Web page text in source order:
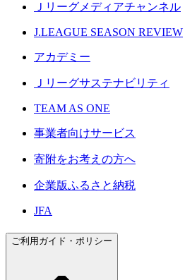
Ｊリーグメディアチャンネル
J.LEAGUE SEASON REVIEW
アカデミー
Ｊリーグサステナビリティ
TEAM AS ONE
事業者向けサービス
寄附をお考えの方へ
企業版ふるさと納税
JFA
ご利用ガイド・ポリシー